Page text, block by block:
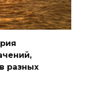
разных